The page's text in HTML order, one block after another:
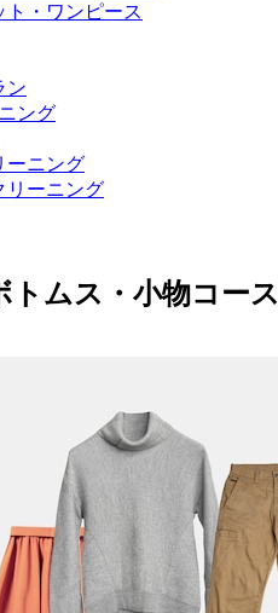
ト・ワンピース
ン
ング
ーニング
リーニング
トムス・小物コース